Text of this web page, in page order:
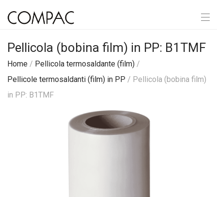
Pellicola (bobina film) in PP: B1TMF
Home / Pellicola termosaldante (film) /
Pellicole termosaldanti (film) in PP / Pellicola (bobina film)
in PP: B1TMF